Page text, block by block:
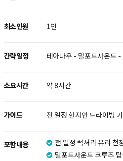
최소인원 1인
간략일정 테아나우 - 밀포드사운드 -
소요시간 약 8시간
가이드 전 일정 현지인 드라이빙
포함내용
전 일정 럭셔리 유리 천
밀포드사운드 크루즈